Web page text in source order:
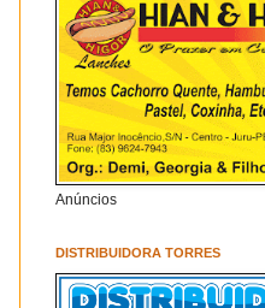
Anúncios
DISTRIBUIDORA TORRES